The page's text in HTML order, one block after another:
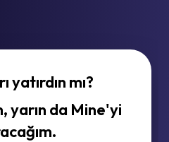
yatırdın mı?
yarın da Mine'yi